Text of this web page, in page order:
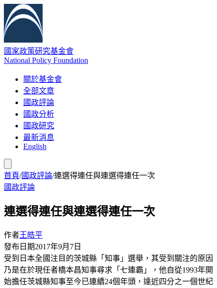
國家政策研究基金會
National Policy Foundation
關於基金會
全部文章
國政評論
國政分析
國政研究
最新消息
English
首頁/國政評論/連選得連任與連選得連任一次
國政評論
連選得連任與連選得連任一次
作者王皓平
發布日期2017年9月7日
受到日本全國注目的茨城縣「知事」選舉，其受到關注的原因
乃是在於現任者橋本昌知事尋求「七連霸」，他自從1993年開
始擔任茨城縣知事至今已連續24個年頭，達近四分之一個世紀